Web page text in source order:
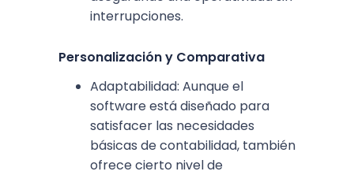
interrupciones.
Personalización y Comparativa
Adaptabilidad: Aunque el
software está diseñado para
satisfacer las necesidades
básicas de contabilidad, también
ofrece cierto nivel de